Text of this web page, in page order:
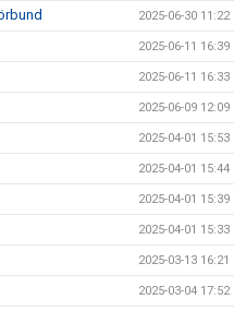
2025-06-30 11:22
2025-06-11 16:39
2025-06-11 16:33
2025-06-09 12:09
2025-04-01 15:53
2025-04-01 15:44
2025-04-01 15:39
2025-04-01 15:33
2025-03-13 16:21
2025-03-04 17:52